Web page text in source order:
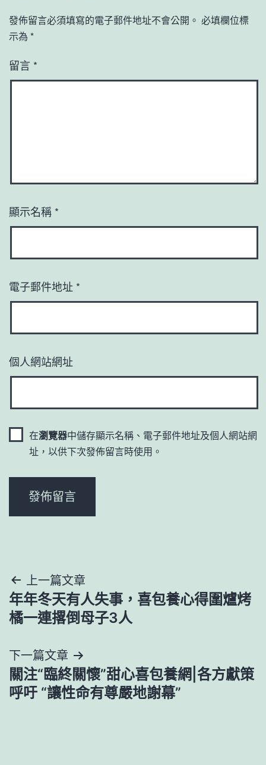
發佈留言必須填寫的電子郵件地址不會公開。 必填欄位標
示為 *
留言 *
顯示名稱 *
電子郵件地址 *
個人網站網址
在瀏覽器中儲存顯示名稱、電子郵件地址及個人網站網
址，以供下次發佈留言時使用。
文
章
覽
上一篇文章
年年冬天有人失事，喜包養心得圍爐烤
橘一連撂倒母子3人
下一篇文章
關注“臨終關懷”甜心喜包養網|各方獻策
呼吁 “讓性命有尊嚴地謝幕”